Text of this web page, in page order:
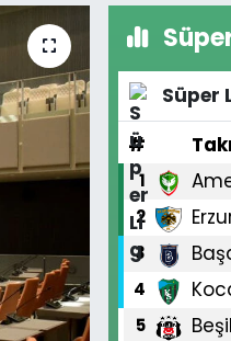
Süper
#
1
2
3
4
5